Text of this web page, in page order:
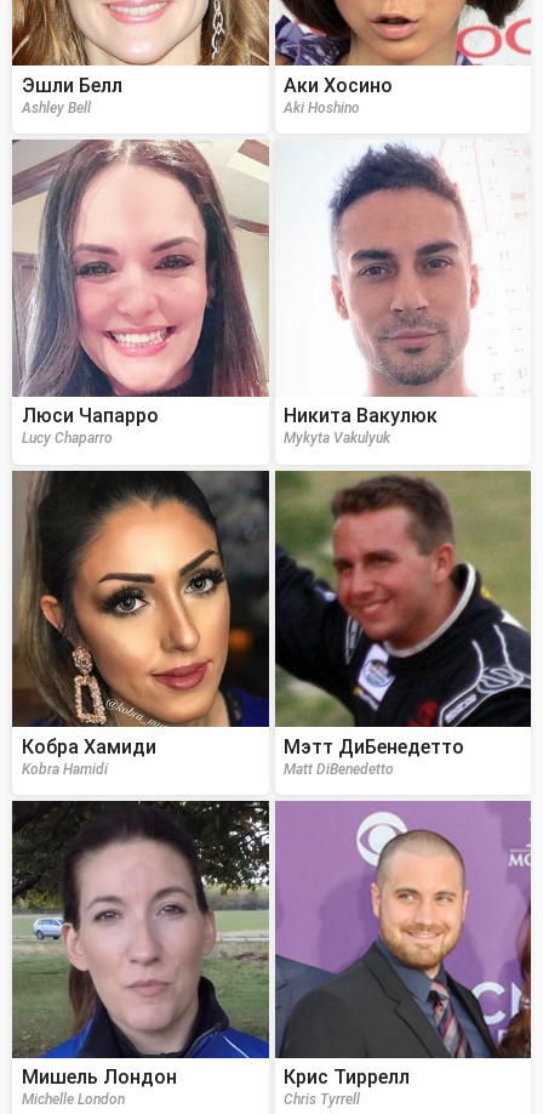
Эшли Белл
Ashley Bell
Аки Хосино
Aki Hoshino
Люси Чапарро
Lucy Chaparro
Никита Вакулюк
Mykyta Vakulyuk
Кобра Хамиди
Kobra Hamidi
Мэтт ДиБенедетто
Matt DiBenedetto
Мишель Лондон
Michelle London
Крис Тиррелл
Chris Tyrrell